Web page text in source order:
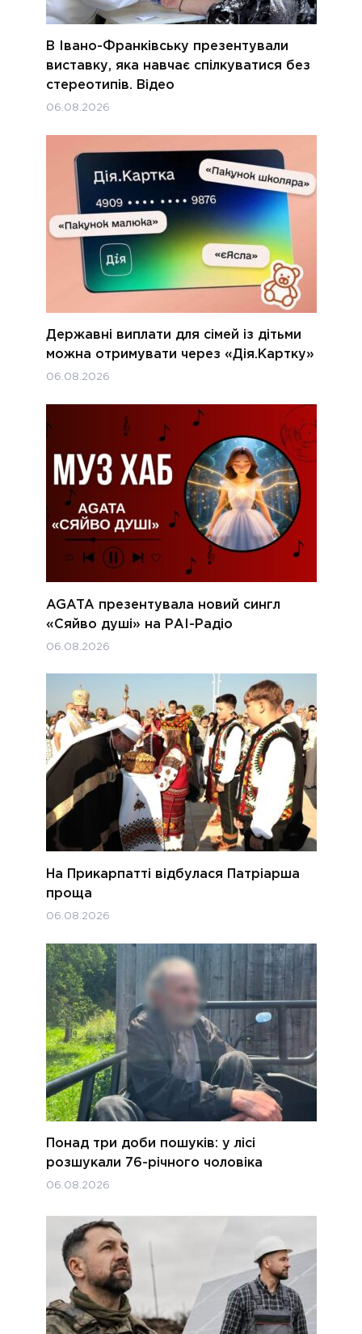
В Івано-Франківську презентували
виставку, яка навчає спілкуватися без
стереотипів. Відео
06.08.2026
Державні виплати для сімей із дітьми
можна отримувати через «Дія.Картку»
06.08.2026
AGATA презентувала новий сингл
«Сяйво душі» на РАІ-Радіо
06.08.2026
На Прикарпатті відбулася Патріарша
проща
06.08.2026
Понад три доби пошуків: у лісі
розшукали 76-річного чоловіка
06.08.2026